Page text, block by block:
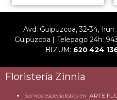
Avd. Guipuzcoa, 32-34,
Guipuzcoa | Telepago 24h:
BIZUM: 620 424
Floristería Zinnia
Somos especialistas en ARTE